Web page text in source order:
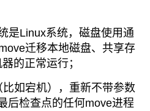
是Linux系统，磁盘使用通
迁移本地磁盘、共享存
的正常运行；
如宕机），重新不带参数
后检查点的任何move进程